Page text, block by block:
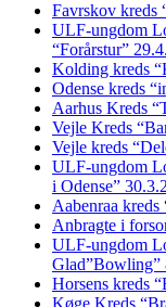
Favrskov kreds
ULF-ungdom
“Forårstur”
Kolding kreds
Odense kreds
Aarhus Kreds
Vejle Kreds
Vejle kreds
ULF-ungdom
i Odense”
Aabenraa
Anbragte i
ULF-ungdom
Glad”Bowling”
Horsens kreds